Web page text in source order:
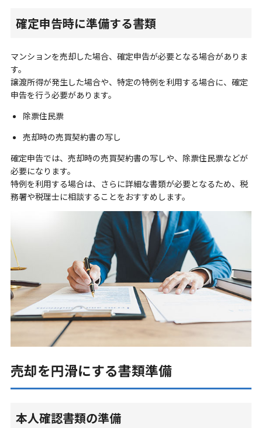
確定申告時に準備する書類
マンションを売却した場合、確定申告が必要となる場合がありま
す。
譲渡所得が発生した場合や、特定の特例を利用する場合に、確定
申告を行う必要があります。
除票住民票
売却時の売買契約書の写し
確定申告では、売却時の売買契約書の写しや、除票住民票などが
必要になります。
特例を利用する場合は、さらに詳細な書類が必要となるため、税
務署や税理士に相談することをおすすめします。
売却を円滑にする書類準備
本人確認書類の準備